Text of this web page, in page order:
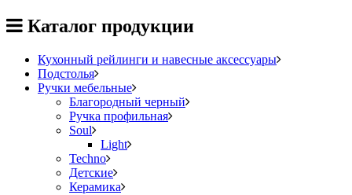
Каталог продукции
Кухонный рейлинги и навесные аксессуары
Подстолья
Ручки мебельные
Благородный черный
Ручка профильная
Soul
Light
Techno
Детские
Керамика